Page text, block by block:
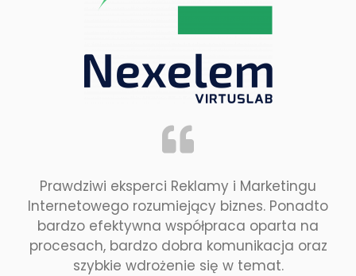
Prawdziwi eksperci Reklamy i Marketingu
Internetowego rozumiejący biznes. Ponadto
bardzo efektywna współpraca oparta na
procesach, bardzo dobra komunikacja oraz
szybkie wdrożenie się w temat.